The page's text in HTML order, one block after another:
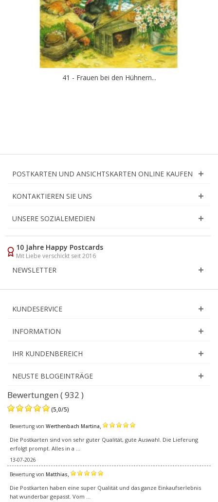
41 - Frauen bei den Hühnern...
POSTKARTEN UND ANSICHTSKARTEN ONLINE KAUFEN
KONTAKTIEREN SIE UNS
UNSERE SOZIALEMEDIEN
10 Jahre Happy Postcards
Mit Liebe verschickt seit 2016
NEWSLETTER
KUNDESERVICE
INFORMATION
IHR KUNDENBEREICH
NEUSTE BLOGEINTRÄGE
Bewertungen ( 932 )
(5,0/5)
Bewertung von Werthenbach Martina,
Die Postkarten sind von sehr guter Qualität, gute Auswahl. Die Lieferung
erfolgt prompt. Alles in a ...
13-07-2026
Bewertung von Matthias,
Die Postkarten haben eine super Qualität und das ganze Einkaufserlebnis
hat wunderbar gepasst. Vom ...